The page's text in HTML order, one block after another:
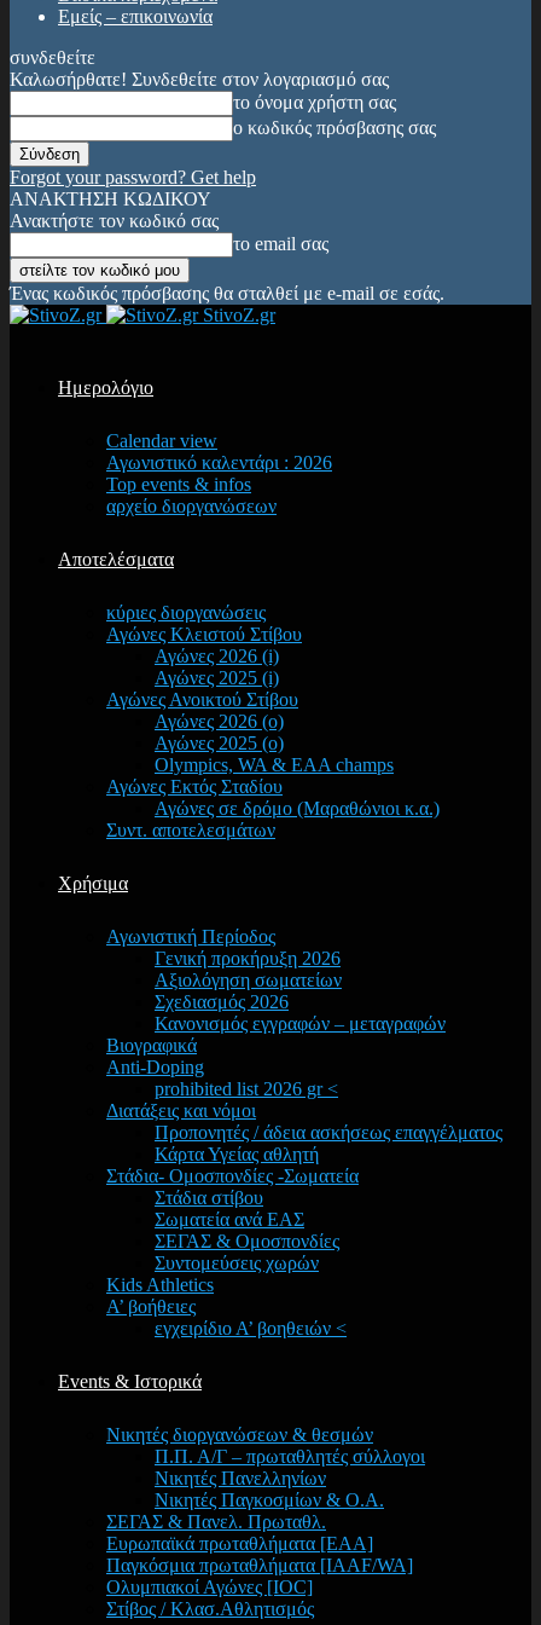
Εμείς – επικοινωνία
συνδεθείτε
Καλωσήρθατε! Συνδεθείτε στον λογαριασμό σας
το όνομα χρήστη σας
ο κωδικός πρόσβασης σας
Forgot your password? Get help
ΑΝΑΚΤΗΣΗ ΚΩΔΙΚΟΥ
Ανακτήστε τον κωδικό σας
το email σας
Ένας κωδικός πρόσβασης θα σταλθεί με e-mail σε εσάς.
StivoZ.gr
Ημερολόγιο
Calendar view
Αγωνιστικό καλεντάρι : 2026
Top events & infos
αρχείο διοργανώσεων
Αποτελέσματα
κύριες διοργανώσεις
Αγώνες Κλειστού Στίβου
Αγώνες 2026 (i)
Αγώνες 2025 (i)
Αγώνες Ανοικτού Στίβου
Αγώνες 2026 (o)
Αγώνες 2025 (o)
Olympics, WA & EAA champs
Αγώνες Εκτός Σταδίου
Αγώνες σε δρόμο (Μαραθώνιοι κ.α.)
Συντ. αποτελεσμάτων
Χρήσιμα
Αγωνιστική Περίοδος
Γενική προκήρυξη 2026
Αξιολόγηση σωματείων
Σχεδιασμός 2026
Κανονισμός εγγραφών – μεταγραφών
Βιογραφικά
Anti-Doping
prohibited list 2026 gr <
Διατάξεις και νόμοι
Προπονητές / άδεια ασκήσεως επαγγέλματος
Κάρτα Υγείας αθλητή
Στάδια- Ομοσπονδίες -Σωματεία
Στάδια στίβου
Σωματεία ανά ΕΑΣ
ΣΕΓΑΣ & Ομοσπονδίες
Συντομεύσεις χωρών
Kids Athletics
Α’ βοήθειες
εγχειρίδιο Α’ βοηθειών <
Events & Ιστορικά
Νικητές διοργανώσεων & θεσμών
Π.Π. Α/Γ – πρωταθλητές σύλλογοι
Νικητές Πανελληνίων
Νικητές Παγκοσμίων & Ο.Α.
ΣΕΓΑΣ & Πανελ. Πρωταθλ.
Ευρωπαϊκά πρωταθλήματα [EAA]
Παγκόσμια πρωταθλήματα [IAAF/WA]
Ολυμπιακοί Αγώνες [IOC]
Στίβος / Κλασ.Αθλητισμός